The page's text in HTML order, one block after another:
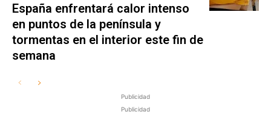
España enfrentará calor intenso
en puntos de la península y
tormentas en el interior este fin de
semana
Publicidad
Publicidad